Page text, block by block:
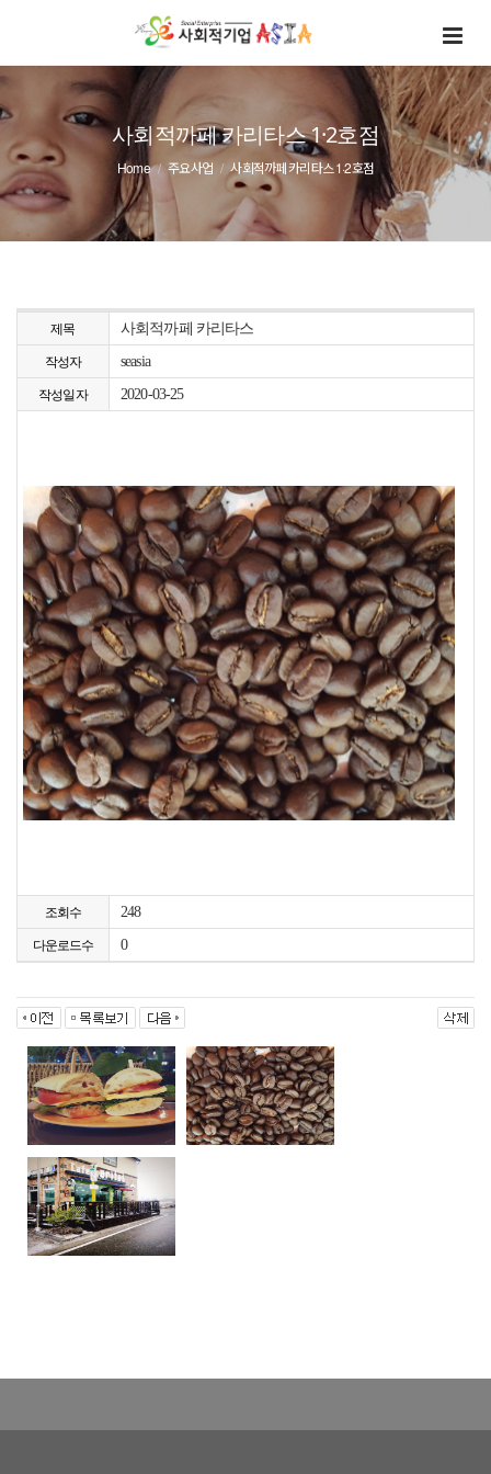
사회적까페 카리타스 1·2호점
Home 주요사업 사회적까페 카리타스 1·2호점
제목 사회적까페 카리타스
작성자 seasia
작성일자 2020-03-25
조회수 248
다운로드수 0